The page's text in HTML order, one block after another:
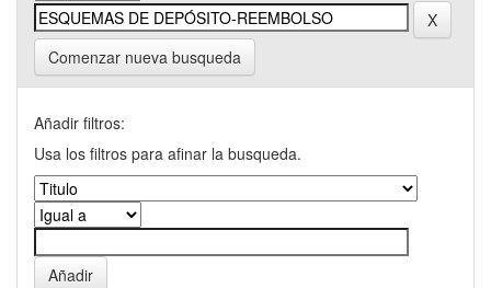
Comenzar nueva busqueda
Añadir filtros:
Usa los filtros para afinar la busqueda.